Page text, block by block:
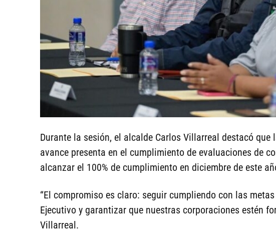
Durante la sesión, el alcalde Carlos Villarreal destacó que
avance presenta en el cumplimiento de evaluaciones de
alcanzar el 100% de cumplimiento en diciembre de este
“El compromiso es claro: seguir cumpliendo con las
Ejecutivo y garantizar que nuestras corporaciones estén
Villarreal.